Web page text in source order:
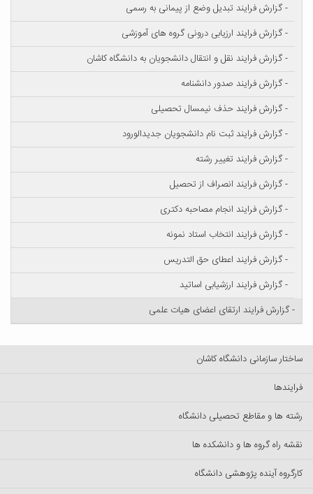
- گزارش فرایند تبدیل وضع از پیمانی به رسمی
- گزارش فرایند ارزیابی درونی گروه های آموزشی
- گزارش فرایند نقل و انتقال دانشجویان به دانشگاه کاشان
- گزارش فرایند صدور دانشنامه
- گزارش فرایند حذف نیمسال تحصیلی
- گزارش فرایند ثبت نام دانشجویان جدیدالورود
- گزارش فرایند تغییر رشته
- گزارش فرایند انصراف از تحصیل
- گزارش فرایند انجام مصاحبه دکتری
- گزارش فرایند انتخاب استاد نمونه
- گزارش فرایند اعطای حق التدریس
- گزارش فرایند ارزشیابی اساتید
- گزارش فرایند ارتقای اعضای هیات علمی
ساختار سازمانی دانشگاه کاشان
فرایندها
رشته ها و مقاطع تحصیلی دانشگاه
نقشه راه گروه ها و دانشکده ها
کارگروه آینده پژوهشی دانشگاه